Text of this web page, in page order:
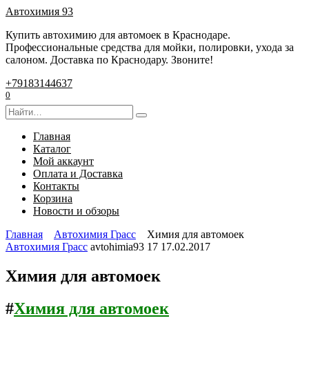
Перейти
содержанию
Автохимия 93
Купить автохимию для автомоек в Краснодаре.
Профессиональные средства для мойки, полировки, ухода за
салоном. Доставка по Краснодару. Звоните!
+79183144637
0
Search
for:
Главная
Каталог
Мой аккаунт
Оплата и Доставка
Контакты
Корзина
Новости и обзоры
Главная
Автохимия Грасс
Химия для автомоек
Автохимия Грасс avtohimia93 17 17.02.2017
Химия для автомоек
#Химия для автомоек